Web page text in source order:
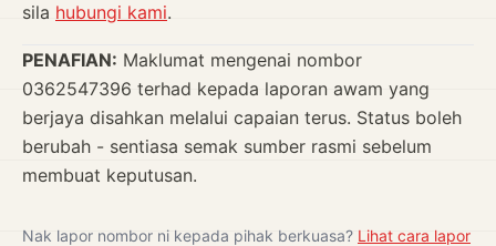
sila hubungi kami.
PENAFIAN: Maklumat mengenai nombor
0362547396 terhad kepada laporan awam yang
berjaya disahkan melalui capaian terus. Status boleh
berubah - sentiasa semak sumber rasmi sebelum
membuat keputusan.
Nak lapor nombor ni kepada pihak berkuasa? Lihat cara lapor